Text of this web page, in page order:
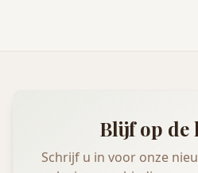
Blijf op de
Schrijf u in voor onze